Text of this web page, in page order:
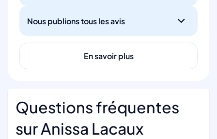
Nous publions tous les avis
En savoir plus
Questions fréquentes
sur Anissa Lacaux